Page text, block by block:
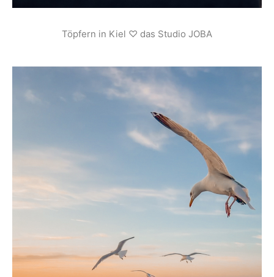
Töpfern in Kiel ♡ das Studio JOBA